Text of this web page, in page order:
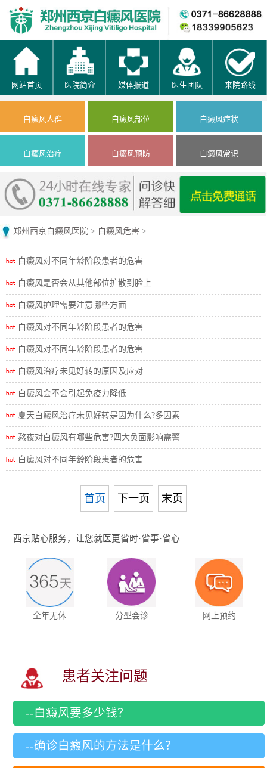
网站首页 医院简介 媒体报道 医生团队 来院路线
白癜风人群 白癜风部位 白癜风症状
白癜风治疗 白癜风预防 白癜风常识
郑州西京白癜风医院 > 白癜风危害 >
白癜风对不同年龄阶段患者的危害
白癜风是否会从其他部位扩散到脸上
白癜风护理需要注意哪些方面
白癜风对不同年龄阶段患者的危害
白癜风对不同年龄阶段患者的危害
白癜风治疗未见好转的原因及应对
白癜风会不会引起免疫力降低
夏天白癜风治疗未见好转是因为什么?多因素
熬夜对白癜风有哪些危害?四大负面影响需警
白癜风对不同年龄阶段患者的危害
首页 下一页 末页
西京贴心服务，让您就医更省时·省事·省心
全年无休 分型会诊 网上预约
患者关注问题
--白癜风要多少钱？
--确诊白癜风的方法是什么？